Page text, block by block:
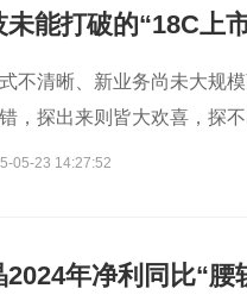
未能打破的“18C上
不清晰、新业务尚未大规
，探出来则皆大欢喜，探不
05-23 14:27:52
年净利同比“腰